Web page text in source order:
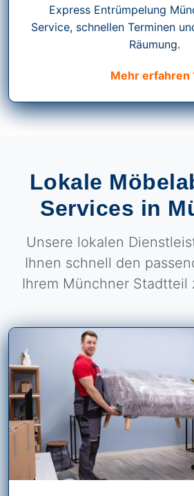
Express Entrümpelung
Service, schnellen Terminen
Räumung.
Mehr erfahren
Lokale
Services in
Unsere lokalen
Ihnen schnell den
Ihrem Münchner Stadtteil